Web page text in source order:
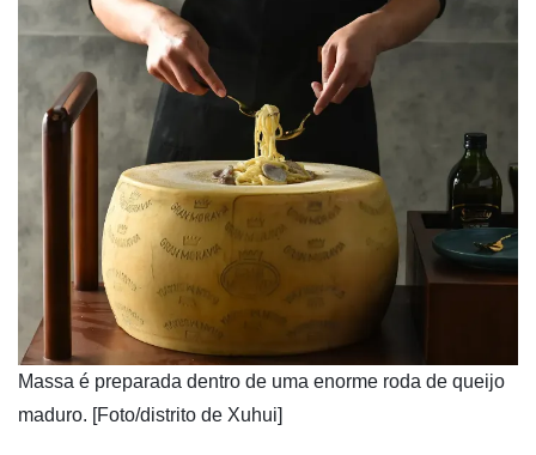
​Massa é preparada dentro de uma enorme roda de queijo
maduro. [Foto/distrito de Xuhui]